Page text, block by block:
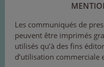
Les communiqués de
peuvent être imprimés
utilisés qu’à des fins
d’utilisation commerciale